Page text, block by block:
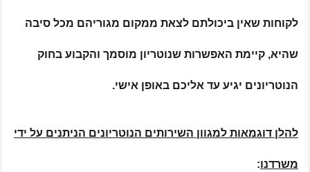
לקוחות שאין ביכולתם לצאת ממקום מגוריהם מכל סיבה
שהיא, קיימת האפשרות שנוטריון מוסמך והקבוע בחוק
הנוטריונים יגיע עד אליכם באופן אישי.
להלן דוגמאות למגוון השירותים הנוטריונים הניתנים על ידי
משרדנו: